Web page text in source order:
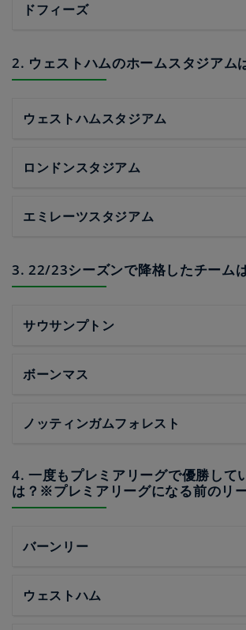
ドフィーズ
2. ウェストハムのホームスタジアム
ウェストハムスタジアム
ロンドンスタジアム
エミレーツスタジアム
3. 22/23シーズンで降格したチーム
サウサンプトン
ボーンマス
ノッティンガムフォレスト
4. 一度もプレミアリーグで優勝して
は？※プレミアリーグになる前のリ
バーンリー
ウェストハム